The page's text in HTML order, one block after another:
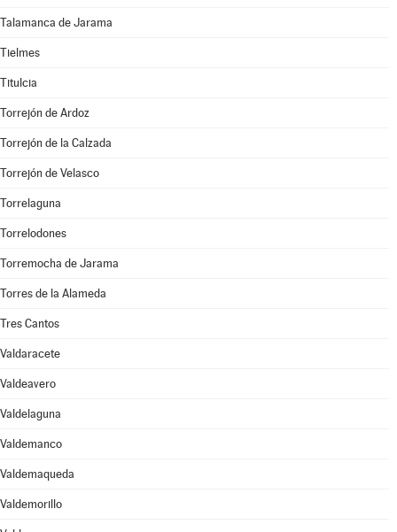
Talamanca de Jarama
Tielmes
Titulcia
Torrejón de Ardoz
Torrejón de la Calzada
Torrejón de Velasco
Torrelaguna
Torrelodones
Torremocha de Jarama
Torres de la Alameda
Tres Cantos
Valdaracete
Valdeavero
Valdelaguna
Valdemanco
Valdemaqueda
Valdemorillo